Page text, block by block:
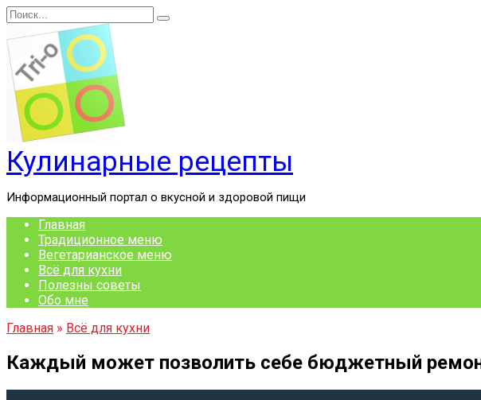
Перейти
к
содержанию
Search
for:
Кулинарные рецепты
Информационный портал о вкусной и здоровой пищи
Главная
Традиционное меню
Вегетарианское меню
Всё для кухни
Полезны советы
Обо мне
Главная » Всё для кухни
Каждый может позволить себе бюджетный